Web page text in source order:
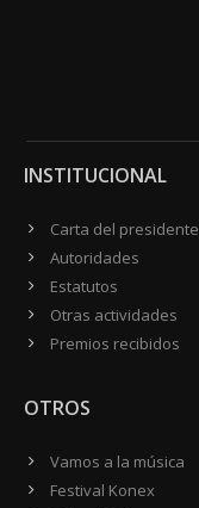
INSTITUCIONAL
Carta del presidente
Autoridades
Estatutos
Otras actividades
Premios recibidos
OTROS
Vamos a la música
Festival Konex